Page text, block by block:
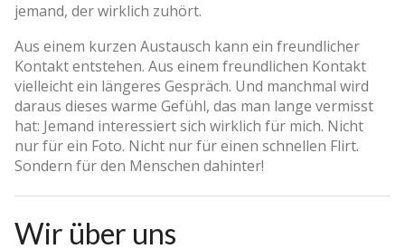
jemand, der wirklich zuhört.
Aus einem kurzen Austausch kann ein freundlicher
Kontakt entstehen. Aus einem freundlichen Kontakt
vielleicht ein längeres Gespräch. Und manchmal wird
daraus dieses warme Gefühl, das man lange vermisst
hat: Jemand interessiert sich wirklich für mich. Nicht
nur für ein Foto. Nicht nur für einen schnellen Flirt.
Sondern für den Menschen dahinter!
Wir über uns